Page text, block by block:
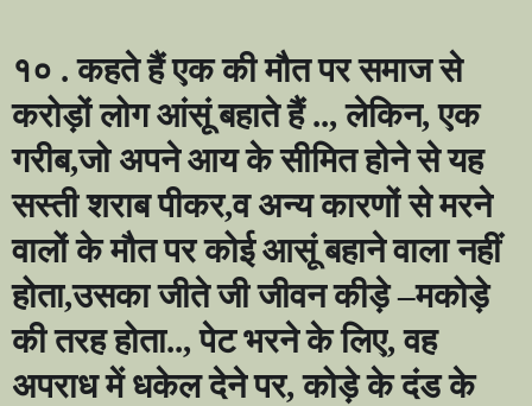
१० . कहते हैं एक की मौत पर समाज से
करोड़ों लोग आंसूं बहाते हैं ..,लेकिन,एक
गरीब,जो अपने आय के सीमित होने से यह
सस्ती शराब पीकर,व अन्य कारणों से मरने
वालों के मौत पर कोई आसूं बहाने वाला नहीं
होता,उसका जीते जी जीवन कीड़े–मकोड़े
की तरह होता..,पेट भरने के लिए,वह
अपराध में धकेल देने पर,कोड़े के दंड के